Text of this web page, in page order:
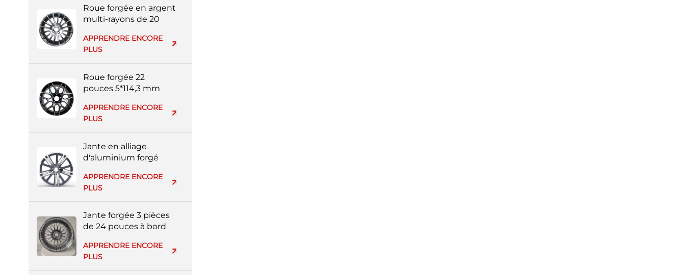
Roue forgée en argent
multi-rayons de 20
APPRENDRE ENCORE
PLUS
Roue forgée 22
pouces 5*114,3 mm
argent entièrement
peinte
APPRENDRE ENCORE
PLUS
Jante en alliage
d'aluminium forgé
d'usine
APPRENDRE ENCORE
PLUS
Jante forgée 3 pièces
de 24 pouces à bord
de luxe
APPRENDRE ENCORE
PLUS